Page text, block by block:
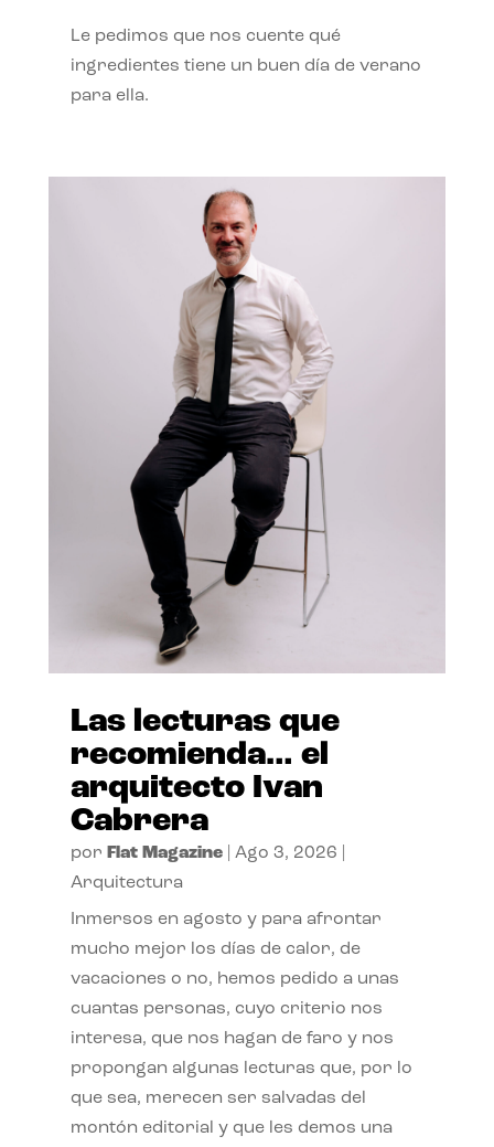
Le pedimos que nos cuente qué
ingredientes tiene un buen día de verano
para ella.
Las lecturas que
recomienda… el
arquitecto Ivan
Cabrera
por Flat Magazine| Ago 3, 2026
Arquitectura
Inmersos en agosto y para afrontar
mucho mejor los días de calor, de
vacaciones o no, hemos pedido a unas
cuantas personas, cuyo criterio nos
interesa, que nos hagan de faro y nos
propongan algunas lecturas que, por lo
que sea, merecen ser salvadas del
montón editorial y que les demos una